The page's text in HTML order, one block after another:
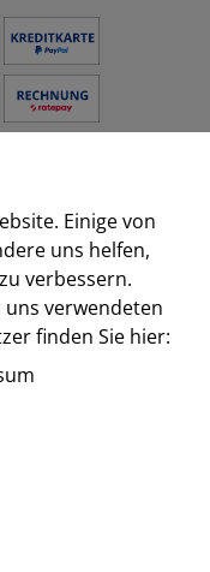
Einige von
uns helfen,
verbessern.
verwendeten
finden Sie hier: